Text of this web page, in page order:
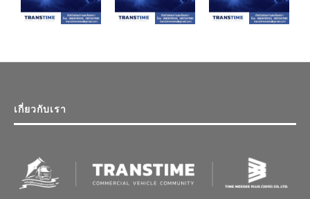
เกี่ยวกับเรา